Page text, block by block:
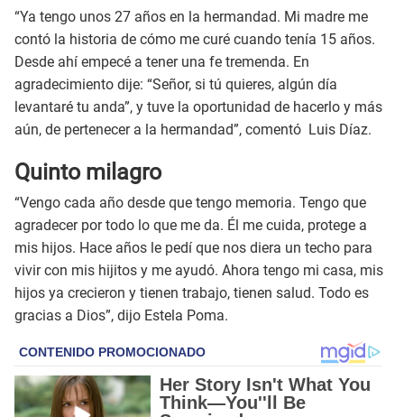
“Ya tengo unos 27 años en la hermandad. Mi madre me
contó la historia de cómo me curé cuando tenía 15 años.
Desde ahí empecé a tener una fe tremenda. En
agradecimiento dije: “Señor, si tú quieres, algún día
levantaré tu anda”, y tuve la oportunidad de hacerlo y más
aún, de pertenecer a la hermandad”, comentó Luis Díaz.
Quinto milagro
“Vengo cada año desde que tengo memoria. Tengo que
agradecer por todo lo que me da. Él me cuida, protege a
mis hijos. Hace años le pedí que nos diera un techo para
vivir con mis hijitos y me ayudó. Ahora tengo mi casa, mis
hijos ya crecieron y tienen trabajo, tienen salud. Todo es
gracias a Dios”, dijo Estela Poma.